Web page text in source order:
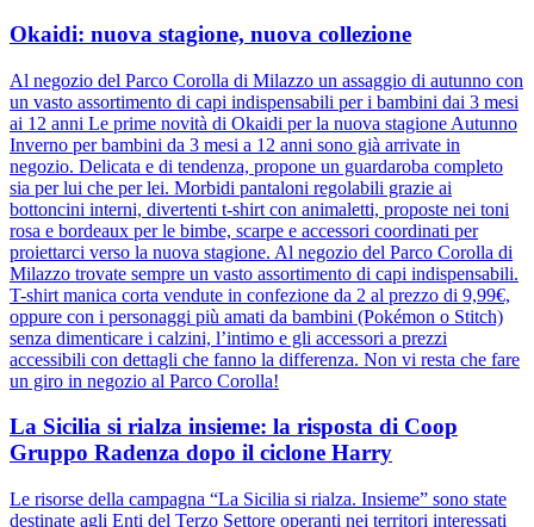
Okaidi: nuova stagione, nuova collezione
Al negozio del Parco Corolla di Milazzo un assaggio di autunno con
un vasto assortimento di capi indispensabili per i bambini dai 3 mesi
ai 12 anni Le prime novità di Okaidi per la nuova stagione Autunno
Inverno per bambini da 3 mesi a 12 anni sono già arrivate in
negozio. Delicata e di tendenza, propone un guardaroba completo
sia per lui che per lei. Morbidi pantaloni regolabili grazie ai
bottoncini interni, divertenti t-shirt con animaletti, proposte nei toni
rosa e bordeaux per le bimbe, scarpe e accessori coordinati per
proiettarci verso la nuova stagione. Al negozio del Parco Corolla di
Milazzo trovate sempre un vasto assortimento di capi indispensabili.
T-shirt manica corta vendute in confezione da 2 al prezzo di 9,99€,
oppure con i personaggi più amati da bambini (Pokémon o Stitch)
senza dimenticare i calzini, l’intimo e gli accessori a prezzi
accessibili con dettagli che fanno la differenza. Non vi resta che fare
un giro in negozio al Parco Corolla!
La Sicilia si rialza insieme: la risposta di Coop
Gruppo Radenza dopo il ciclone Harry
Le risorse della campagna “La Sicilia si rialza. Insieme” sono state
destinate agli Enti del Terzo Settore operanti nei territori interessati